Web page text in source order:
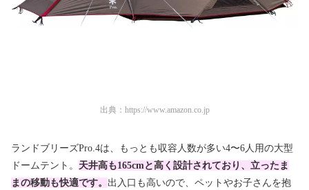
出典： https://www.amazon.co.jp
ランドブリーズPro.4は、もっとも収容人数が多い4〜6人用の大型
ドームテント。 天井高も165cmと高く設計されており、立ったま
まの移動も快適です。 出入口も高いので、ペットやお子さんを抱